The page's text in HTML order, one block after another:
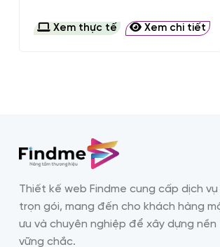
Xem thực tế Xem chi tiết
Thiết kế web Findme cung cấp dịch
trọn gói, mang đến cho khách hàng
ưu và chuyên nghiệp để xây dựng
vững chắc.